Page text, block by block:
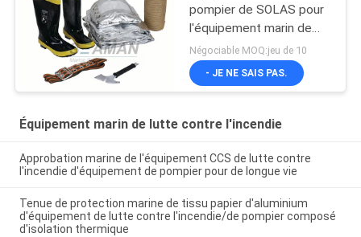
pompier de SOLAS pour
l'équipement marin de
lutte contre l'incendie
Négociable MOQ:jeu de 10
- JE NE SAIS PAS.
Équipement marin de lutte contre l'incendie
Approbation marine de l'équipement CCS de lutte contre
l'incendie d'équipement de pompier pour de longue vie
Tenue de protection marine de tissu papier d'aluminium
d'équipement de lutte contre l'incendie/de pompier composé
d'isolation thermique